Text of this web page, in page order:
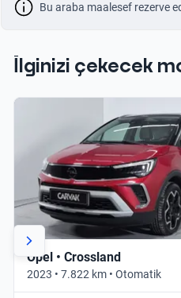
Bu araba maalesef rezerve
İlginizi çekecek
Opel • Crossland
2023 • 7.822 km • Otomatik